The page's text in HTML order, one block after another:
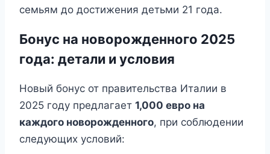
семьям до достижения детьми 21 года.
Бонус на новорожденного 2025
года: детали и условия
Новый бонус от правительства Италии в
2025 году предлагает 1,000 евро на
каждого новорожденного, при соблюдении
следующих условий: